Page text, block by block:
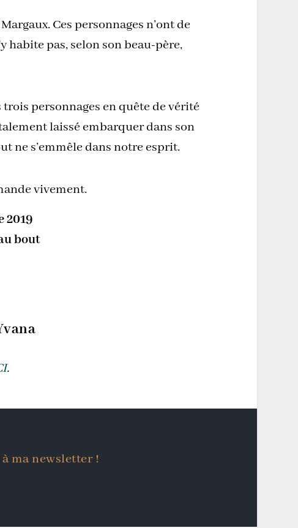
Ces personnages n’ont de
habite pas, selon son beau-père,
personnages en quête de vérité
laissé embarquer dans son
ne s’emmêle dans notre esprit.
vivement.
2019
bout
.
ma newsletter !